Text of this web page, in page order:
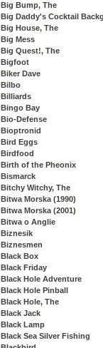
Big Bump, The
Big Daddy's Cocktail
Big House, The
Big Mess
Big Quest!, The
Bigfoot
Biker Dave
Bilbo
Billiards
Bingo Bay
Bio-Defense
Bioptronid
Bird Eggs
Birdfood
Birth of the Pheonix
Bismarck
Bitchy Witchy, The
Bitwa Morska (1990)
Bitwa Morska (2001)
Bitwa o Anglie
Biznesik
Biznesmen
Black Box
Black Friday
Black Hole Adventure
Black Hole Pinball
Black Hole, The
Black Jack
Black Lamp
Black Sea Silver Fishing